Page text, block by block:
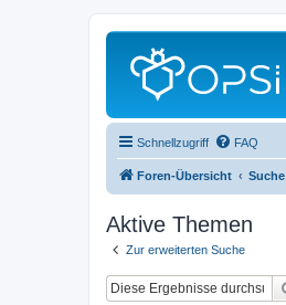
Schnellzugriff FAQ
Foren-Übersicht Suche
Aktive Themen
Zur erweiterten Suche